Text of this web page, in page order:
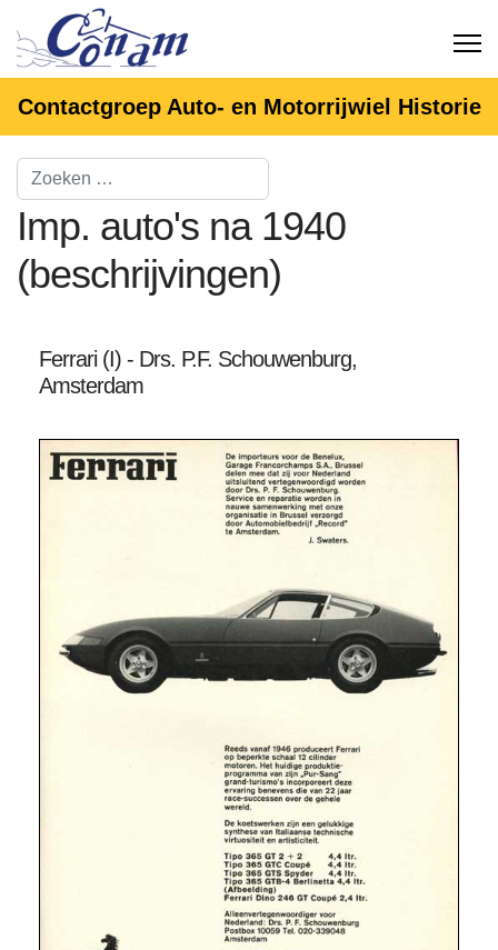
Contactgroep Auto- en Motorrijwiel Historie
Imp. auto's na 1940
(beschrijvingen)
Ferrari (I) - Drs. P.F. Schouwenburg,
Amsterdam